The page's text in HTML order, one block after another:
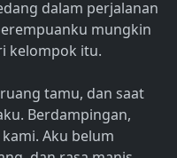
dalam perjalanan
mungkin
kelompok itu.
tamu, dan saat
Berdampingan,
Aku belum